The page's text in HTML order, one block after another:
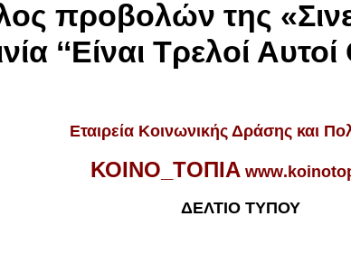
προβολών της
‘‘Είναι Τρελοί
Εταιρεία Κοινωνικής Δράσης και
ΚΟΙΝΟ_ΤΟΠΙΑ www.
ΔΕΛΤΙΟ ΤΥΠΟΥ